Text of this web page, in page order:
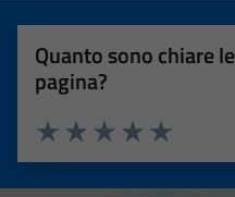
Quanto sono chiare
pagina?
Valuta 5
Valuta 4 stelle
Valuta 3 stelle su 5
Valuta 2 stelle su 5
Valuta 1 stelle su 5